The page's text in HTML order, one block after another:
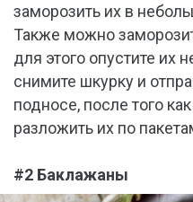
заморозить их в
Также можно
для этого опустите их
снимите шкурку и
подносе, после того
разложить их по
#2 Баклажаны